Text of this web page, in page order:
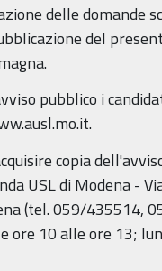
delle domande
del
pubblico i
copia
USL di Modena -
(tel. 059/435514,
ore 10 alle ore 13;